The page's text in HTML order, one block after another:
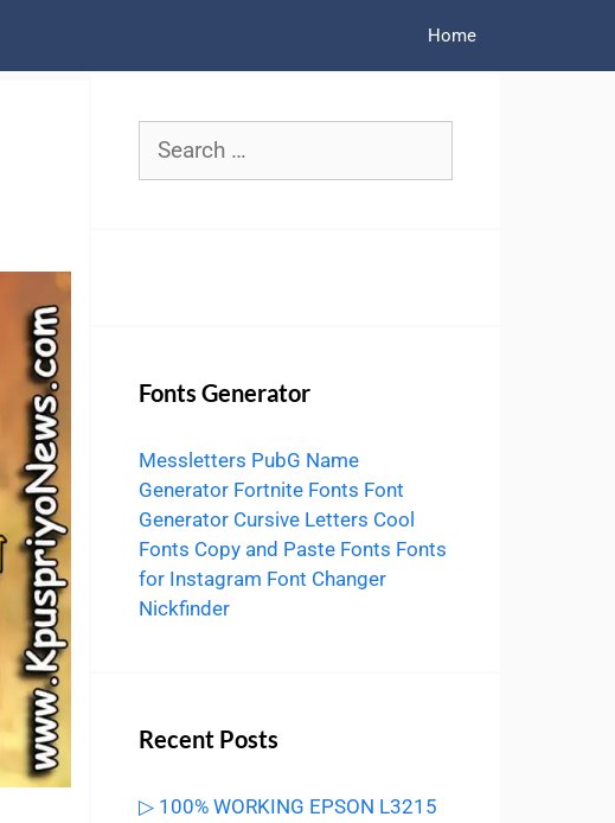
Home
for:
Fonts Generator
Messletters PubG Name
Generator Fortnite Fonts Font
Generator Cursive Letters Cool
Fonts Copy and Paste Fonts Fonts
for Instagram Font Changer
Nickfinder
Recent Posts
▷ 100% WORKING EPSON L3215